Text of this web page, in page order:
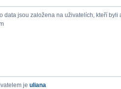
data jsou založena na uživatelích, kteří
je uliana